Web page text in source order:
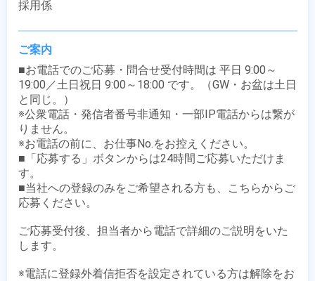
採用係
ご案内
■お電話でのご応募・問合せ受付時間は 平日 9:00～
19:00／土日祝日 9:00～18:00 です。（GW・お盆は土日
と同じ。）
※公衆電話・発信者番号非通知・一部IP電話からは繋が
りません。
※お電話の前に、お仕事No.をお控えください。
■「応募する」ボタンからは24時間ご応募いただけま
す。
■当社への登録のみをご希望される方も、こちらからご
応募ください。
ご応募受付後、担当者から電話で詳細のご説明をいた
します。
※電話に登録外着信拒否を設定されている方は解除をお